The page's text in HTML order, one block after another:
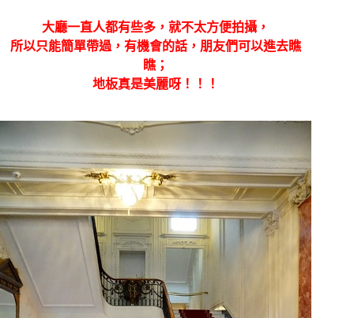
大廳一直人都有些多，就不太方便拍攝，
所以只能簡單帶過，有機會的話，朋友們可以進去瞧
瞧；
地板真是美麗呀！！！